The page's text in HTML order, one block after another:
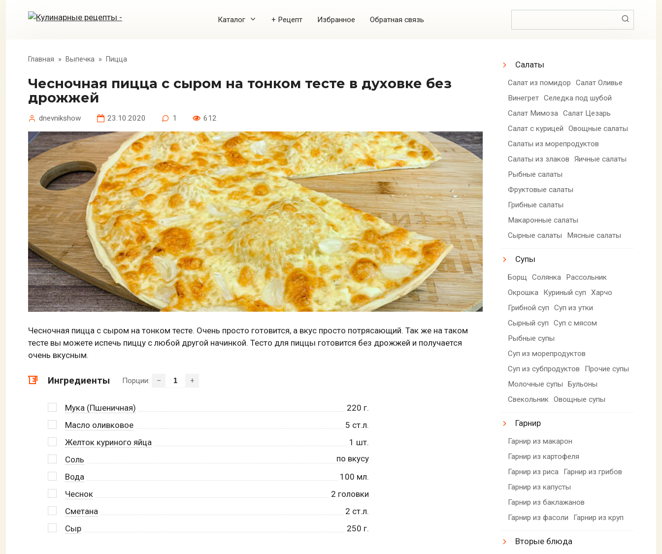
Каталог + Рецепт Избранное Обратная связь
Главная » Выпечка » Пицца
Чесночная пицца с сыром на тонком тесте в духовке без
дрожжей
dnevnikshow 23.10.2020 1 612
Чесночная пицца с сыром на тонком тесте. Очень просто готовится, а вкус просто потрясающий. Так же на таком
тесте вы можете испечь пиццу с любой другой начинкой. Тесто для пиццы готовится без дрожжей и получается
очень вкусным.
Ингредиенты Порции: – +
Мука (Пшеничная) 220 г.
Масло оливковое
5 ст.л.
Желток куриного яйца
1 шт.
Соль
по вкусу
Вода
100 мл.
Чеснок
2 головки
Сметана
2 ст.л.
Сыр
250 г.
Салаты
Салат из помидор
Салат Оливье
Винегрет Селедка под шубой
Салат Мимоза Салат Цезарь
Салат с курицей
Овощные салаты
Салаты из морепродуктов
Салаты из злаков
Яичные салаты
Рыбные салаты
Фруктовые салаты
Грибные салаты
Макаронные салаты
Сырные салаты
Мясные салаты
Супы
Борщ Солянка
Рассольник
Окрошка
Куриный суп
Харчо
Грибной суп
Суп из утки
Сырный суп
Суп с мясом
Рыбные супы
Суп из морепродуктов
Суп из субпродуктов
Прочие супы
Молочные супы
Бульоны
Свекольник Овощные супы
Гарнир
Гарнир из макарон
Гарнир из картофеля
Гарнир из риса
Гарнир из грибов
Гарнир из капусты
Гарнир из баклажанов
Гарнир из фасоли
Гарнир из круп
Вторые блюда